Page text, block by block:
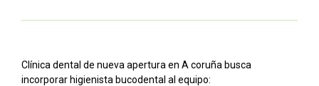
Clínica dental de nueva apertura en A coruña busca
incorporar higienista bucodental al equipo: